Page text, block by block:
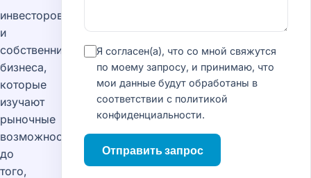
инвесторов
и
собственников
бизнеса,
которые
изучают
рыночные
возможности
до
того,
Я согласен(а), что со мной свяжутся
по моему запросу, и принимаю, что
мои данные будут обработаны в
соответствии с политикой
конфиденциальности.
Отправить запрос